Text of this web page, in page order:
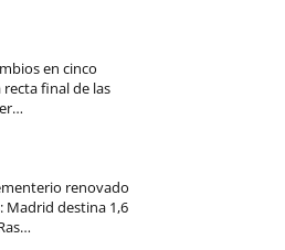
en cinco
recta final de las
renovado
Madrid destina 1,6